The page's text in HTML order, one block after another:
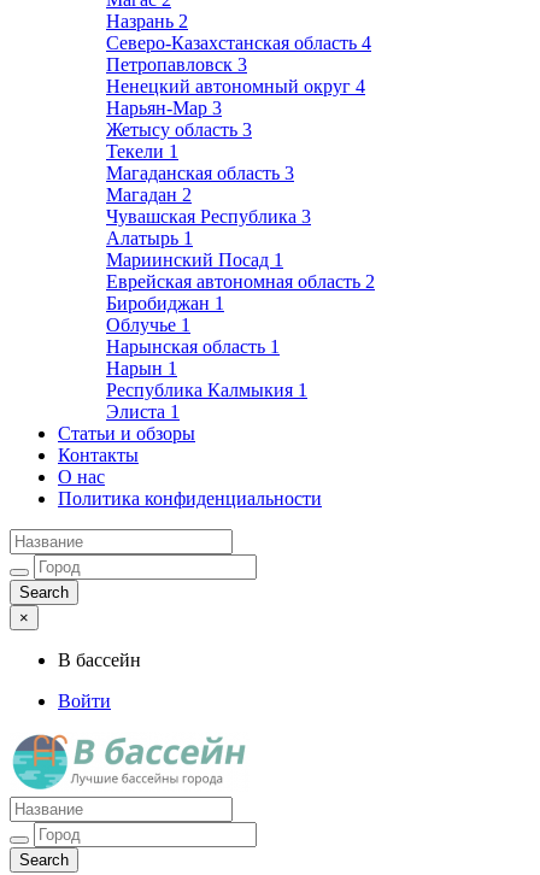
Назрань 2
Северо-Казахстанская область 4
Петропавловск 3
Ненецкий автономный округ 4
Нарьян-Мар 3
Жетысу область 3
Текели 1
Магаданская область 3
Магадан 2
Чувашская Республика 3
Алатырь 1
Мариинский Посад 1
Еврейская автономная область 2
Биробиджан 1
Облучье 1
Нарынская область 1
Нарын 1
Республика Калмыкия 1
Элиста 1
Статьи и обзоры
Контакты
О нас
Политика конфиденциальности
×
В бассейн
Войти
Лучшие бассейны города